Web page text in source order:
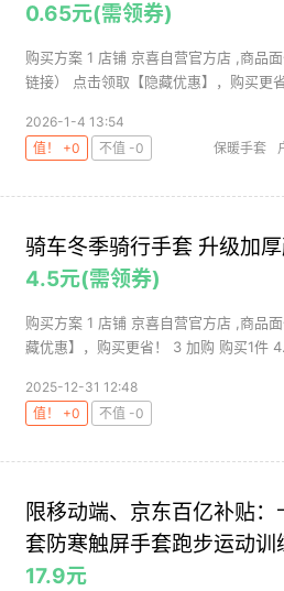
0.65元(需领券)
购买方案 1 店铺 京喜自营官方店 ,商品
链接） 点击领取【隐藏优惠】，购买更
2026-1-4 13:54
值！ +0
不值 -0 保暖手套
骑车冬季骑行手套 升级加
4.5元(需领券)
购买方案 1 店铺 京喜自营官方店 ,商品
藏优惠】，购买更省！ 3 加购 购买1件
2025-12-31 12:48
值！ +0
不值 -0
限移动端、京东百亿补贴
套防寒触屏手套跑步运动训
17.9元